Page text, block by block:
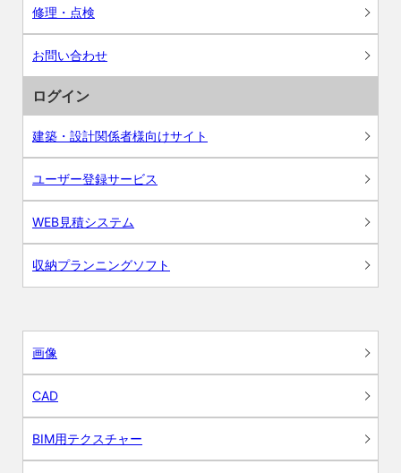
修理・点検
お問い合わせ
ログイン
建築・設計関係者様向けサイト
ユーザー登録サービス
WEB見積システム
収納プランニングソフト
画像
CAD
BIM用テクスチャー